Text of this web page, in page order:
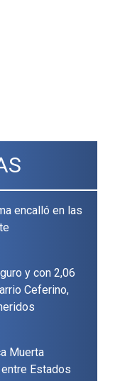
encalló en las
y con 2,06
Ceferino,
Muerta
Estados